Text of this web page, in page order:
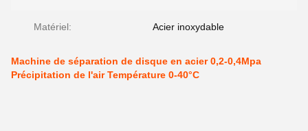
Matériel: Acier inoxydable
Machine de séparation de disque en acier 0,2-0,4Mpa
Précipitation de l'air Température 0-40°C